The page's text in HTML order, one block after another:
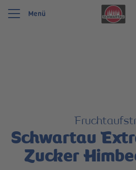
Wir feiern 125 Jahre Schwartauer Werke. Wir
Menü
Schwartau
Zucker